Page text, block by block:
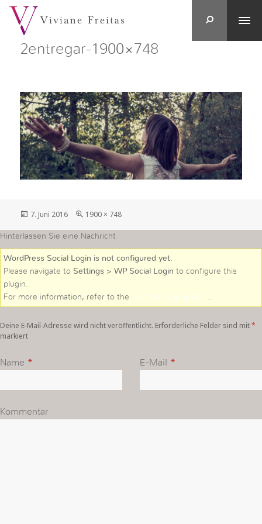
2entregar-1900×748
Veröffentlicht
7. Juni 2016
in
Größe
1900 × 748
Hinterlassen Sie eine Nachricht
WordPress Social Login is not configured yet.
Please navigate to Settings > WP Social Login to configure this
plugin.
For more information, refer to the
online user guide ..
Deine E-Mail-Adresse wird nicht veröffentlicht. Erforderliche Felder sind mit*
markiert
Name * E-Mail *
Kommentar